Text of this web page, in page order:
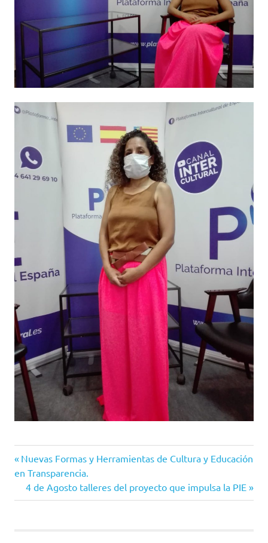
Navegación
de
Entrada
anterior:
Nuevas Formas y Herramientas de Cultura y Educación
en Transparencia.
Siguiente
entrada:
4 de Agosto talleres del proyecto que impulsa la PIE